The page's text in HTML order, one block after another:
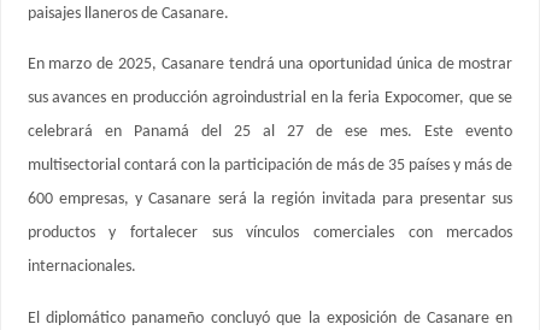
paisajes llaneros de Casanare.
En marzo de 2025, Casanare tendrá una oportunidad única de mostrar
sus avances en producción agroindustrial en la feria Expocomer, que se
celebrará en Panamá del 25 al 27 de ese mes. Este evento
multisectorial contará con la participación de más de 35 países y más de
600 empresas, y Casanare será la región invitada para presentar sus
productos y fortalecer sus vínculos comerciales con mercados
internacionales.
El diplomático panameño concluyó que la exposición de Casanare en